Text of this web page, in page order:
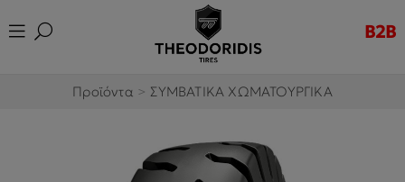
B2B
Προϊόντα >ΣΥΜΒΑΤΙΚΑ ΧΩΜΑΤΟΥΡΓΙΚΑ